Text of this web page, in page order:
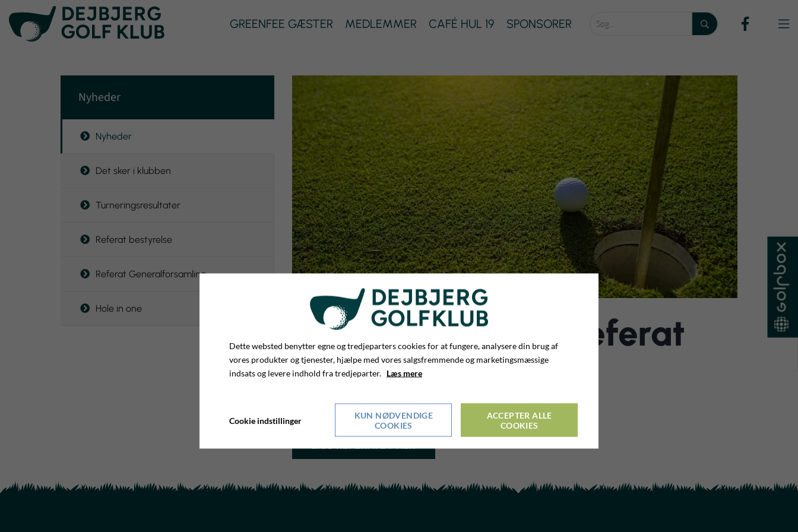

GREENFEE GÆSTER MEDLEMMER CAFÉ HUL 19 SPONSORER
Nyheder
Nyheder
Det sker i klubben
Turneringsresultater
Referat bestyrelse
Referat Generalforsamling
Hole in one
Bestyrelsesmøde referat
den 21. maj 2026
LÆS REFERATET HER
Dette websted benytter egne og tredjeparters cookies for at fungere, analysere din brug af
vores produkter og tjenester, hjælpe med vores salgsfremmende og marketingsmæssige
indsats og levere indhold fra tredjeparter. Læs mere
Cookie indstillinger
KUN NØDVENDIGE
COOKIES
ACCEPTER ALLE
COOKIES